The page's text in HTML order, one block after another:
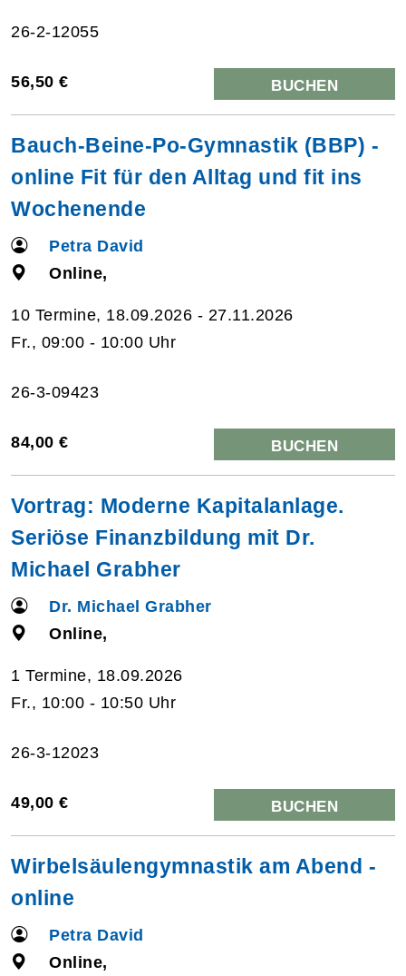
26-2-12055
56,50 € BUCHEN
Bauch-Beine-Po-Gymnastik (BBP) -
online Fit für den Alltag und fit ins
Wochenende
Petra David
Online,
10 Termine, 18.09.2026 - 27.11.2026
Fr., 09:00 - 10:00 Uhr
26-3-09423
84,00 € BUCHEN
Vortrag: Moderne Kapitalanlage.
Seriöse Finanzbildung mit Dr.
Michael Grabher
Dr. Michael Grabher
Online,
1 Termine, 18.09.2026
Fr., 10:00 - 10:50 Uhr
26-3-12023
49,00 € BUCHEN
Wirbelsäulengymnastik am Abend -
online
Petra David
Online,